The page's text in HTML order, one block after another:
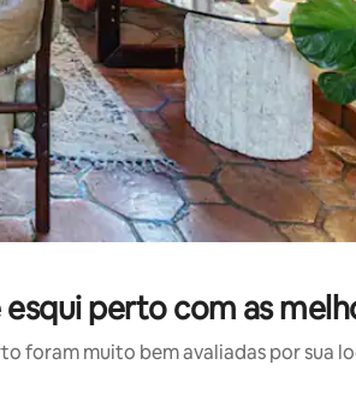
perto com as
foram muito bem avaliadas por sua